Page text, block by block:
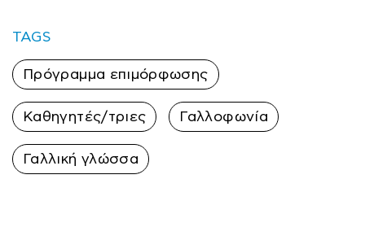
TAGS
Πρόγραμμα επιμόρφωσης
Καθηγητές/τριες Γαλλοφωνία
Γαλλική γλώσσα